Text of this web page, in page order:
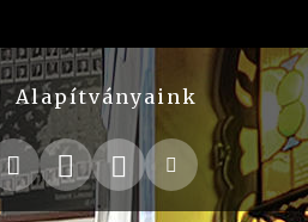
Alapítványaink